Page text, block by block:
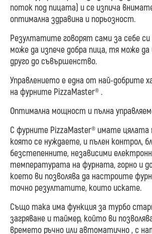
поток под пицата) и се изпича
оптимална здравина и порьозност.
Резултатите говорят сами за себе
може да изпече добра пица, тя може да
друго до съвършенство.
Управлението е една от най-добрите
на фурните PizzaMaster® .
Оптимална мощност и пълна
С фурните PizzaMaster® имате
която се нуждаете, и пълен контрол,
безстепенните, независими
температурата на фурната, горно и
което ви позволява да настроите
точно резултатите, които искате.
Също така има функция за турбо
загряване и таймер, който ви
времето ръчно или автоматично , с